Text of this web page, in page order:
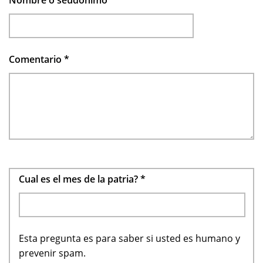
Comentario *
Cual es el mes de la patria?*
Esta pregunta es para saber si usted es humano y
prevenir spam.